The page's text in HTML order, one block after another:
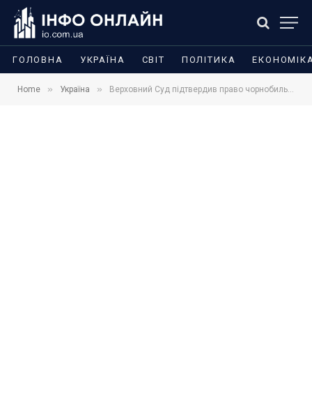
ГОЛОВНА УКРАЇНА СВІТ ПОЛІТИКА
Home » Україна » Верховний Суд підтвердив право чорнобильців на доплати: чому це рішення важливе для тисяч пенсіонерів у 2026 році